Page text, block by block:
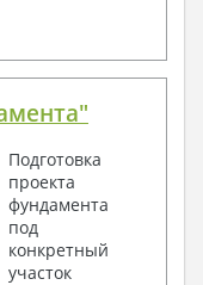
Подготовка
проекта
фундамента
под
конкретный
участок